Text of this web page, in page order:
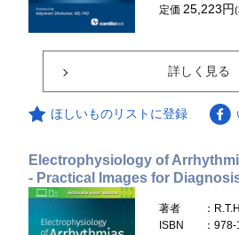
定価 25,223円
詳しく見る
ほしいものリストに登録
Electrophysiology of
- Practical Images for
著者
：
ISBN
：